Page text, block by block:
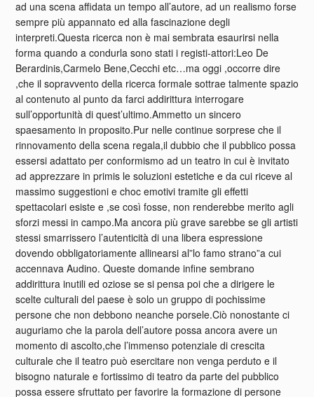
ad una scena affidata un tempo all’autore, ad un realismo forse
sempre più appannato ed alla fascinazione degli
interpreti.Questa ricerca non è mai sembrata esaurirsi nella
forma quando a condurla sono stati i registi-attori:Leo De
Berardinis,Carmelo Bene,Cecchi etc…ma oggi ,occorre dire
,che il sopravvento della ricerca formale sottrae talmente spazio
al contenuto al punto da farci addirittura interrogare
sull’opportunità di quest’ultimo.Ammetto un sincero
spaesamento in proposito.Pur nelle continue sorprese che il
rinnovamento della scena regala,il dubbio che il pubblico possa
essersi adattato per conformismo ad un teatro in cui è invitato
ad apprezzare in primis le soluzioni estetiche e da cui riceve al
massimo suggestioni e choc emotivi tramite gli effetti
spettacolari esiste e ,se così fosse, non renderebbe merito agli
sforzi messi in campo.Ma ancora più grave sarebbe se gli artisti
stessi smarrissero l’autenticità di una libera espressione
dovendo obbligatoriamente allinearsi al”lo famo strano”a cui
accennava Audino. Queste domande infine sembrano
addirittura inutili ed oziose se si pensa poi che a dirigere le
scelte culturali del paese è solo un gruppo di pochissime
persone che non debbono neanche porsele.Ciò nonostante ci
auguriamo che la parola dell’autore possa ancora avere un
momento di ascolto,che l’immenso potenziale di crescita
culturale che il teatro può esercitare non venga perduto e il
bisogno naturale e fortissimo di teatro da parte del pubblico
possa essere sfruttato per favorire la formazione di persone